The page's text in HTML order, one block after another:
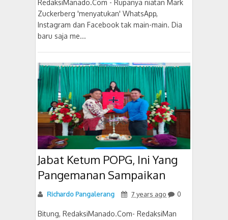
RedaksiManado.Com - Rupanya niatan Mark
Zuckerberg 'menyatukan' WhatsApp,
Instagram dan Facebook tak main-main. Dia
baru saja me...
Jabat Ketum POPG, Ini Yang
Pangemanan Sampaikan
Richardo Pangalerang 7 years ago 0
Bitung, RedaksiManado.Com- RedaksiMan